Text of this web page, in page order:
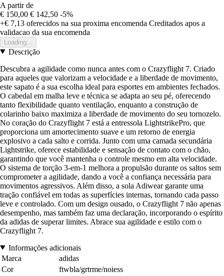
A partir de
€ 150,00 € 142,50 -5%
+€ 7,13 oferecidos na sua proxima encomenda Creditados apos a
validacao da sua encomenda
Loading...
Descrição
Descubra a agilidade como nunca antes com o Crazyflight 7. Criado
para aqueles que valorizam a velocidade e a liberdade de movimento,
este sapato é a sua escolha ideal para esportes em ambientes fechados.
O cabedal em malha leve e técnica se adapta ao seu pé, oferecendo
tanto flexibilidade quanto ventilação, enquanto a construção de
colarinho baixo maximiza a liberdade de movimento do seu tornozelo.
No coração do Crazyflight 7 está a entressola LightstrikePro, que
proporciona um amortecimento suave e um retorno de energia
explosivo a cada salto e corrida. Junto com uma camada secundária
Lightstrike, oferece estabilidade e sensação de contato com o chão,
garantindo que você mantenha o controle mesmo em alta velocidade.
O sistema de torção 3-em-1 melhora a propulsão durante os saltos sem
comprometer a agilidade, dando a você a confiança necessária para
movimentos agressivos. Além disso, a sola Adiwear garante uma
tração confiável em todas as superfícies internas, tornando cada passo
leve e controlado. Com um design ousado, o Crazyflight 7 não apenas
desempenho, mas também faz uma declaração, incorporando o espírito
da adidas de superar limites. Abrace sua agilidade e estilo com o
Crazyflight 7.
Informações adicionais
Marca
adidas
Cor
ftwbla/grtrme/noiess